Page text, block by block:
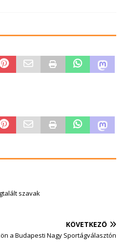
szavak
KÖVETKEZŐ
a Budapesti Nagy Sportágválasztón